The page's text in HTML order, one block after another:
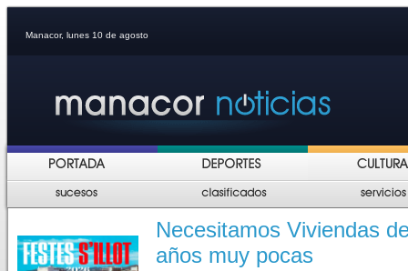
Manacor, lunes 10 de agosto
Necesitamos Viviendas
años muy pocas